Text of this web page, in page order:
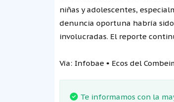
niñas y adolescentes,
denuncia oportuna habría
involucradas. El reporte
Vía: Infobae • Ecos del
Te informamos con la